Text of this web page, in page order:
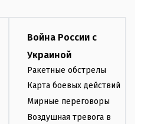
Война России с
Украиной
Ракетные обстрелы
Карта боевых действий
Мирные переговоры
Воздушная тревога в